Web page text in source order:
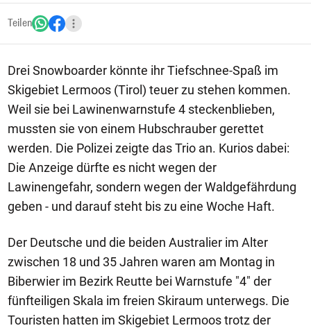
Teilen
Drei Snowboarder könnte ihr Tiefschnee-Spaß im
Skigebiet Lermoos (Tirol) teuer zu stehen kommen.
Weil sie bei Lawinenwarnstufe 4 steckenblieben,
mussten sie von einem Hubschrauber gerettet
werden. Die Polizei zeigte das Trio an. Kurios dabei:
Die Anzeige dürfte es nicht wegen der
Lawinengefahr, sondern wegen der Waldgefährdung
geben - und darauf steht bis zu eine Woche Haft.
Der Deutsche und die beiden Australier im Alter
zwischen 18 und 35 Jahren waren am Montag in
Biberwier im Bezirk Reutte bei Warnstufe "4" der
fünfteiligen Skala im freien Skiraum unterwegs. Die
Touristen hatten im Skigebiet Lermoos trotz der